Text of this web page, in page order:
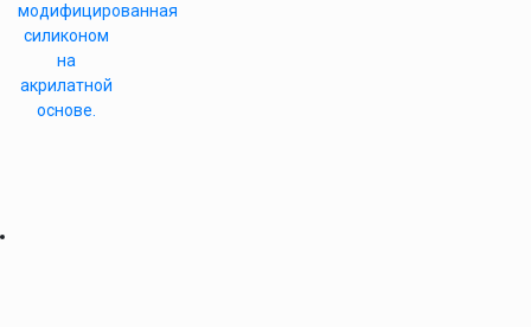
модифицированная
силиконом
на
акрилатной
основе.